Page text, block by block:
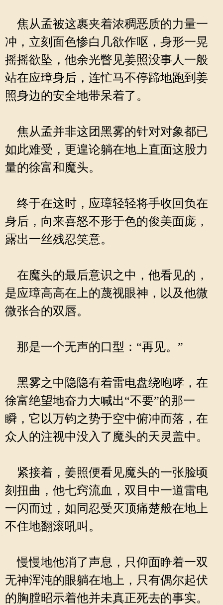
焦从孟被这裹夹着浓稠恶质的力量一
冲，立刻面色惨白几欲作呕，身形一晃
摇摇欲坠，他余光瞥见姜照没事人一般
站在应璋身后，连忙马不停蹄地跑到姜
照身边的安全地带呆着了。
焦从孟并非这团黑雾的针对对象都已
如此难受，更遑论躺在地上直面这股力
量的徐富和魔头。
终于在这时，应璋轻轻将手收回负在
身后，向来喜怒不形于色的俊美面庞，
露出一丝残忍笑意。
在魔头的最后意识之中，他看见的，
是应璋高高在上的蔑视眼神，以及他微
微张合的双唇。
那是一个无声的口型：“再见。”
黑雾之中隐隐有着雷电盘绕咆哮，在
徐富绝望地奋力大喊出“不要”的那一
瞬，它以万钧之势于空中俯冲而落，在
众人的注视中没入了魔头的天灵盖中。
紧接着，姜照便看见魔头的一张脸顷
刻扭曲，他七窍流血，双目中一道雷电
一闪而过，如同忍受灭顶痛楚般在地上
不住地翻滚吼叫。
慢慢地他消了声息，只仰面睁着一双
无神浑沌的眼躺在地上，只有偶尔起伏
的胸膛昭示着他并未真正死去的事实。